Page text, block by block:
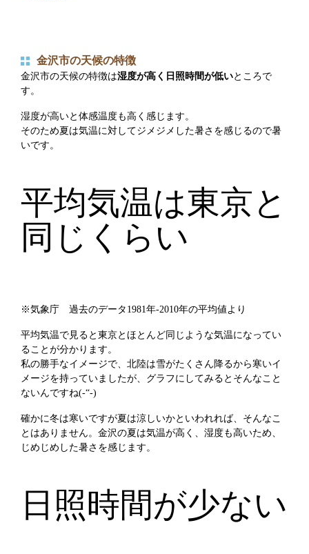
金沢市の天候の特徴
金沢市の天候の特徴は湿度が高く日照時間が低いところで
す。
湿度が高いと体感温度も高く感じます。
そのため夏は気温に対してジメジメした暑さを感じるので暑
いです。
平均気温は東京と
同じくらい
※気象庁 過去のデータ1981年-2010年の平均値より
平均気温で見ると東京とほとんど同じような気温になってい
ることが分かります。
私の勝手なイメージで、北陸は雪がたくさん降るから寒いイ
メージを持っていましたが、グラフにしてみるとそんなこと
ないんですね(-“-)
確かに冬は寒いですが夏は涼しいかといわれれば、そんなこ
とはありません。金沢の夏は気温が高く、湿度も高いため、
じめじめした暑さを感じます。
日照時間が少ない